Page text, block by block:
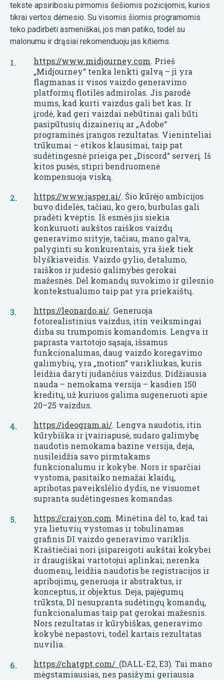
tekste apsiribosiu pirmomis šešiomis pozicijomis, kurios
tikrai vertos dėmesio. Su visomis šiomis programomis
teko padirbėti asmeniškai, jos man patiko, todėl su
malonumu ir drąsiai rekomenduoju jas kitiems.
https://www.midjourney.com. Prieš
„Midjourney“ tenka lenkti galvą – ji yra
flagmanas ir visos vaizdo generavimo
platformų flotilės admirolas. Jis parodė
mums, kad kurti vaizdus gali bet kas. Ir
įrodė, kad geri vaizdai nebūtinai gali būti
pasipūtusių dizainerių ar „Adobe“
programinės įrangos rezultatas. Vieninteliai
trūkumai – etikos klausimai, taip pat
sudėtingesnė prieiga per „Discord“ serverį. Iš
kitos pusės, stipri bendruomenė
kompensuoja viską.
https://www.jasper.ai/. Šio kūrėjo ambicijos
buvo didelės, tačiau, ko gero, burbulas gali
pradėti kvėptis. Iš esmės jis siekia
konkuruoti aukštos raiškos vaizdų
generavimo srityje, tačiau, mano galva,
palyginti su konkurentais, yra šiek tiek
blyškiaveidis. Vaizdo gylio, detalumo,
raiškos ir judesio galimybės gerokai
mažesnės. Dėl komandų suvokimo ir gilesnio
kontekstualumo taip pat yra priekaištų.
https://leonardo.ai/. Generuoja
fotorealistinius vaizdus, itin veiksmingai
dirba su trumpomis komandomis. Lengva ir
paprasta vartotojo sąsaja, išsamus
funkcionalumas, daug vaizdo koregavimo
galimybių, yra „motion“ varikliukas, kuris
leidžia daryti judančius vaizdus. Didžiausia
nauda – nemokama versija – kasdien 150
kreditų, už kuriuos galima sugeneruoti apie
20–25 vaizdus.
https://ideogram.ai/. Lengva naudotis, itin
kūrybiška ir įvairiapusė, sudaro galimybę
naudotis nemokama bazine versija, deja,
nusileidžia savo pirmtakams
funkcionalumu ir kokybe. Nors ir sparčiai
vystoma, pasitaiko nemažai klaidų,
apribotas paveikslėlio dydis, ne visuomet
supranta sudėtingesnes komandas.
https://craiyon.com. Minėtina dėl to, kad tai
yra lietuvių vystomas ir tobulinamas
grafinis DI vaizdo generavimo variklis.
Kraštiečiai nori įsipareigoti aukštai kokybei
ir draugiškai vartotojui aplinkai; nerenka
duomenų, leidžia naudotis be registracijos ir
apribojimų, generuoja ir abstraktus, ir
konceptus, ir objektus. Deja, pajėgumų
trūksta, DI nesupranta sudėtingų komandų,
funkcionalumas taip pat gerokai mažesnis.
Nors rezultatas ir kūrybiškas, generavimo
kokybė nepastovi, todėl kartais rezultatas
nuvilia.
https://chatgpt.com/ (DALL-E2, E3). Tai mano
mėgstamiausias, nes pasižymi geriausia